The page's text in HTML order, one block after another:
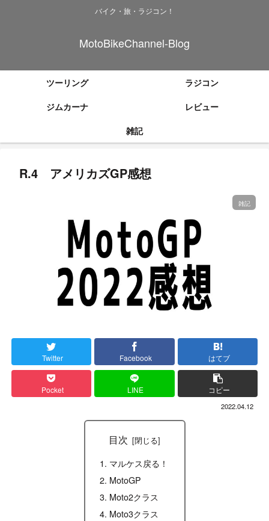
バイク・旅・ラジコン！
MotoBikeChannel-Blog
ツーリング
ラジコン
ジムカーナ
レビュー
雑記
R.4 アメリカズGP感想
雑記
Twitter Facebook はてブ
Pocket LINE コピー
2022.04.12
目次
マルケス戻る！
MotoGP
Moto2クラス
Moto3クラス